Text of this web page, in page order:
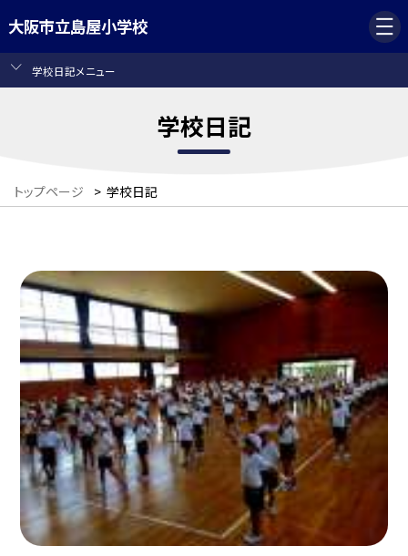
大阪市立島屋小学校
学校日記メニュー
学校日記
トップページ > 学校日記